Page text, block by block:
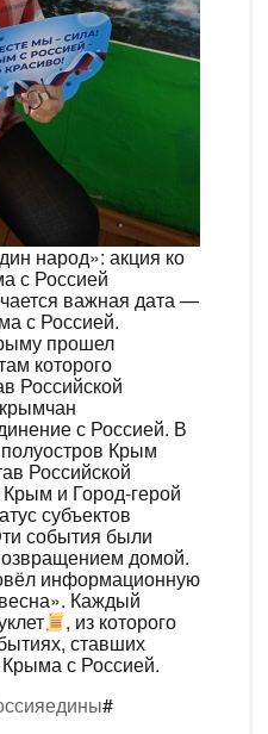
народ»: акция ко
с Россией
важная дата —
с Россией.
прошел
которого
Российской
с Россией. В
Крым
Российской
и Город-герой
субъектов
события были
домой.
информационную
Каждый
, из которого
ставших
с Россией.
#